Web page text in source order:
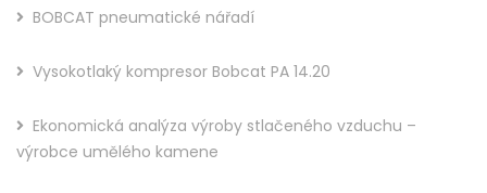
BOBCAT pneumatické nářadí
Vysokotlaký kompresor Bobcat PA 14.20
Ekonomická analýza výroby stlačeného vzduchu –
výrobce umělého kamene